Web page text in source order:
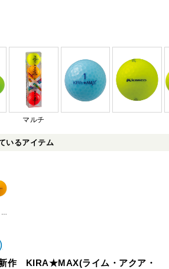
マルチ
いるアイテム
作 KIRA★MAX(ライム・アクア・